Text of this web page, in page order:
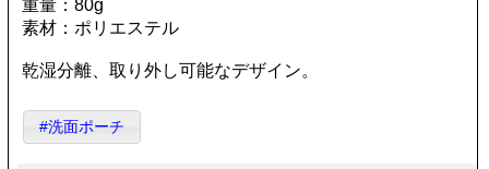
重量：80g
素材：ポリエステル
乾湿分離、取り外し可能なデザイン。
#洗面ポーチ